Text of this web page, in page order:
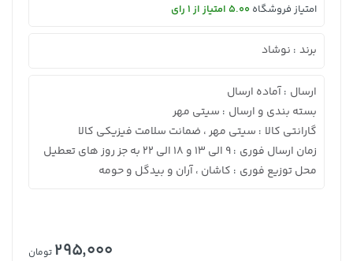
امتیاز فروشگاه 5.00 امتیاز از 1 رای
برند : نوشاد
ارسال : آماده ارسال
بسته بندی و ارسال : سیتی مهر
گارانتی کالا : سیتی مهر ، ضمانت سلامت فیزیکی کالا
زمان ارسال فوری : 9 الی 13 و 18 الی 22 به جز روز های تعطیل
محل توزیع فوری : کاشان ، آران و بیدگل و حومه
295,000 تومان